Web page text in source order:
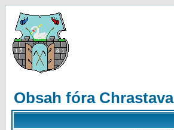
Obsah fóra Chrastava